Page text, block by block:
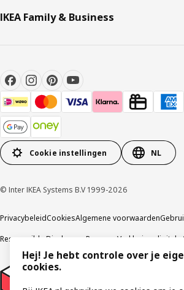
IKEA Family & Business
Cookie instellingen NL
© Inter IKEA Systems B.V 1999-2026
PrivacybeleidCookiesAlgemene voorwaarden
Responsible Disclosure Program Verklaring digitale
Hej! Je hebt controle over je
cookies.